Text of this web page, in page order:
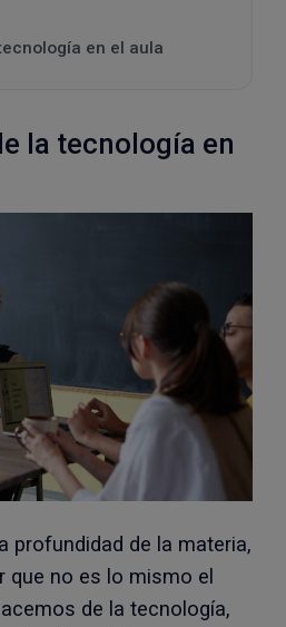
en el aula
la tecnología en
profundidad de la materia,
que no es lo mismo el
de la tecnología,